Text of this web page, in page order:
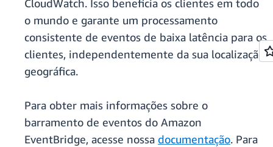
CloudWatch. Isso beneficia os clientes em todo
o mundo e garante um processamento
consistente de eventos de baixa latência para os
clientes, independentemente da sua localização
geográfica.
Para obter mais informações sobre o
barramento de eventos do Amazon
EventBridge, acesse nossa documentação. Para